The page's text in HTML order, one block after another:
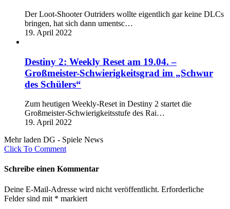
Der Loot-Shooter Outriders wollte eigentlich gar keine DLCs
bringen, hat sich dann umentsc…
19. April 2022
Destiny 2: Weekly Reset am 19.04. –
Großmeister-Schwierigkeitsgrad im „Schwur
des Schülers“
Zum heutigen Weekly-Reset in Destiny 2 startet die
Großmeister-Schwierigkeitsstufe des Rai…
19. April 2022
Mehr laden DG - Spiele News
Click To Comment
Schreibe einen Kommentar
Deine E-Mail-Adresse wird nicht veröffentlicht. Erforderliche
Felder sind mit * markiert